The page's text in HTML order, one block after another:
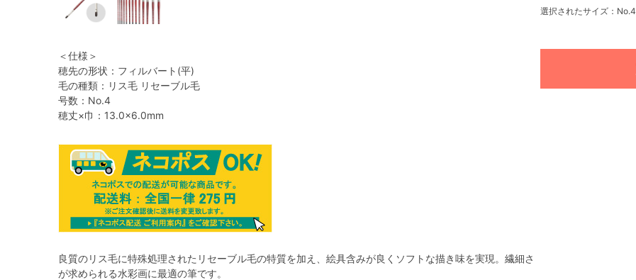
＜仕様＞
穂先の形状：フィルバート(平)
毛の種類：リス毛 リセーブル毛
号数：No.4
穂丈×巾：13.0×6.0mm
良質のリス毛に特殊処理されたリセーブル毛の特質を加え、絵具含みが良くソフトな描き味を実現。繊細さ
が求められる水彩画に最適の筆です。
選択されたサイズ：No.4